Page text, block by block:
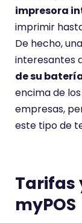
impresora
imprimir
De hecho,
interesantes
de su
encima de
empresas,
este tipo de
Tarifas
myPOS